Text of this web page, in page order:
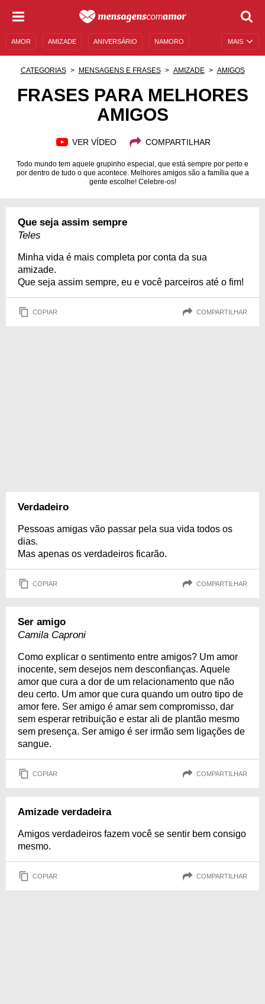
MAIS
AMOR AMIZADE ANIVERSÁRIO NAMORO
MENSAGENS DE ANIVERSÁRIO
CATEGORIAS MENSAGENS E FRASES AMIZADE AMIGOS
FRASES PARA MELHORES
AMIGOS
VER VÍDEO COMPARTILHAR
Todo mundo tem aquele grupinho especial, que está sempre por perto e
por dentro de tudo o que acontece. Melhores amigos são a família que a
gente escolhe! Celebre-os!
Que seja assim sempre
Teles
Minha vida é mais completa por conta da sua
amizade.
Que seja assim sempre, eu e você parceiros até o fim!
COPIAR COMPARTILHAR
Verdadeiro
Pessoas amigas vão passar pela sua vida todos os
dias.
Mas apenas os verdadeiros ficarão.
COPIAR COMPARTILHAR
Ser amigo
Camila Caproni
Como explicar o sentimento entre amigos? Um amor
inocente, sem desejos nem desconfianças. Aquele
amor que cura a dor de um relacionamento que não
deu certo. Um amor que cura quando um outro tipo de
amor fere. Ser amigo é amar sem compromisso, dar
sem esperar retribuição e estar ali de plantão mesmo
sem presença. Ser amigo é ser irmão sem ligações de
sangue.
COPIAR COMPARTILHAR
Amizade verdadeira
Amigos verdadeiros fazem você se sentir bem consigo
mesmo.
COPIAR COMPARTILHAR